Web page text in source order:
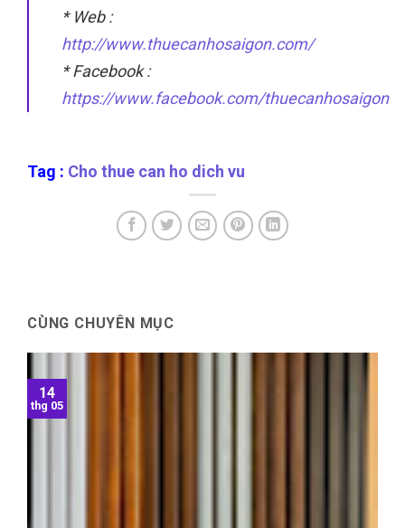
* Web :
http://www.thuecanhosaigon.com/
* Facebook :
https://www.facebook.com/thuecanhosaigon
Tag : Cho thue can ho dich vu
CÙNG CHUYÊN MỤC
14
thg 05